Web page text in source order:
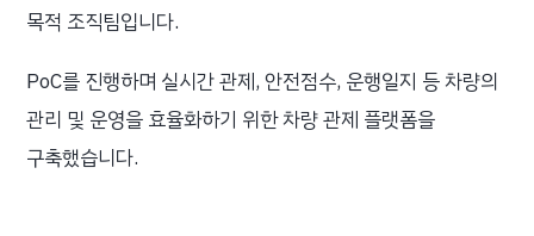
목적 조직팀입니다.
PoC를 진행하며 실시간 관제, 안전점수, 운행일지 등 차량의
관리 및 운영을 효율화하기 위한 차량 관제 플랫폼을
구축했습니다.